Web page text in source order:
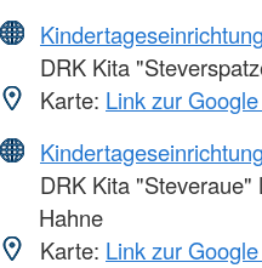
Kindertageseinrichtung
DRK Kita
Karte: Link zur
Kindertageseinrichtung
DRK Kita "Steveraue"
Hahne
Karte: Link zur